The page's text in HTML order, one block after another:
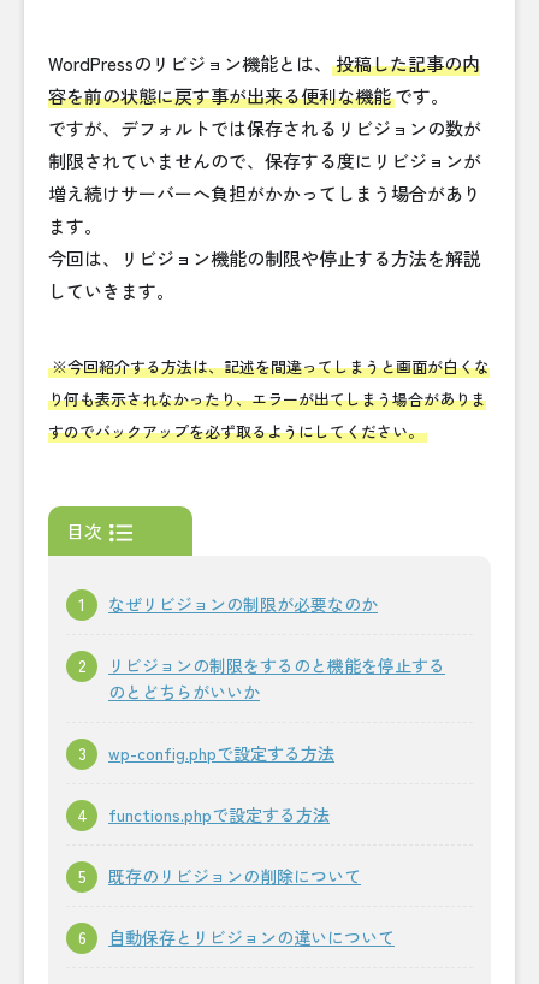
WordPressのリビジョン機能とは、
投稿した記事の内
容を前の状態に戻す事が出来る便利な機能です。
ですが、デフォルトでは保存されるリビジョンの数が
制限されていませんので、保存する度にリビジョンが
増え続けサーバーへ負担がかかってしまう場合があり
ます。
今回は、リビジョン機能の制限や停止する方法を解説
していきます。
※今回紹介する方法は、記述を間違ってしまうと画面が白くな
り何も表示されなかったり、エラーが出てしまう場合がありま
すのでバックアップを必ず取るようにしてください。
目次
なぜリビジョンの制限が必要なのか
リビジョンの制限をするのと機能を停止する
のとどちらがいいか
wp-config.phpで設定する方法
functions.phpで設定する方法
既存のリビジョンの削除について
自動保存とリビジョンの違いについて